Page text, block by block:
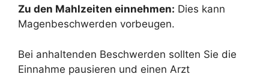
Zu den Mahlzeiten einnehmen: Dies kann
Magenbeschwerden vorbeugen.
Bei anhaltenden Beschwerden sollten Sie die
Einnahme pausieren und einen Arzt